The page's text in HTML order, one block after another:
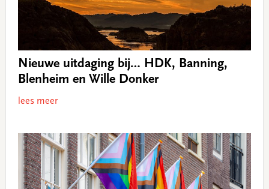
Nieuwe uitdaging bij… HDK, Banning,
Blenheim en Wille Donker
lees meer